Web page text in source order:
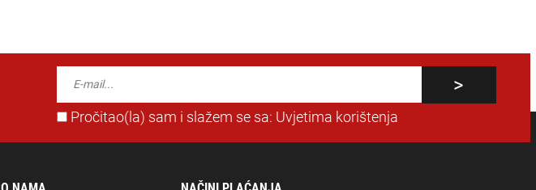
Pročitao(la) sam i slažem se sa: Uvjetima korištenja